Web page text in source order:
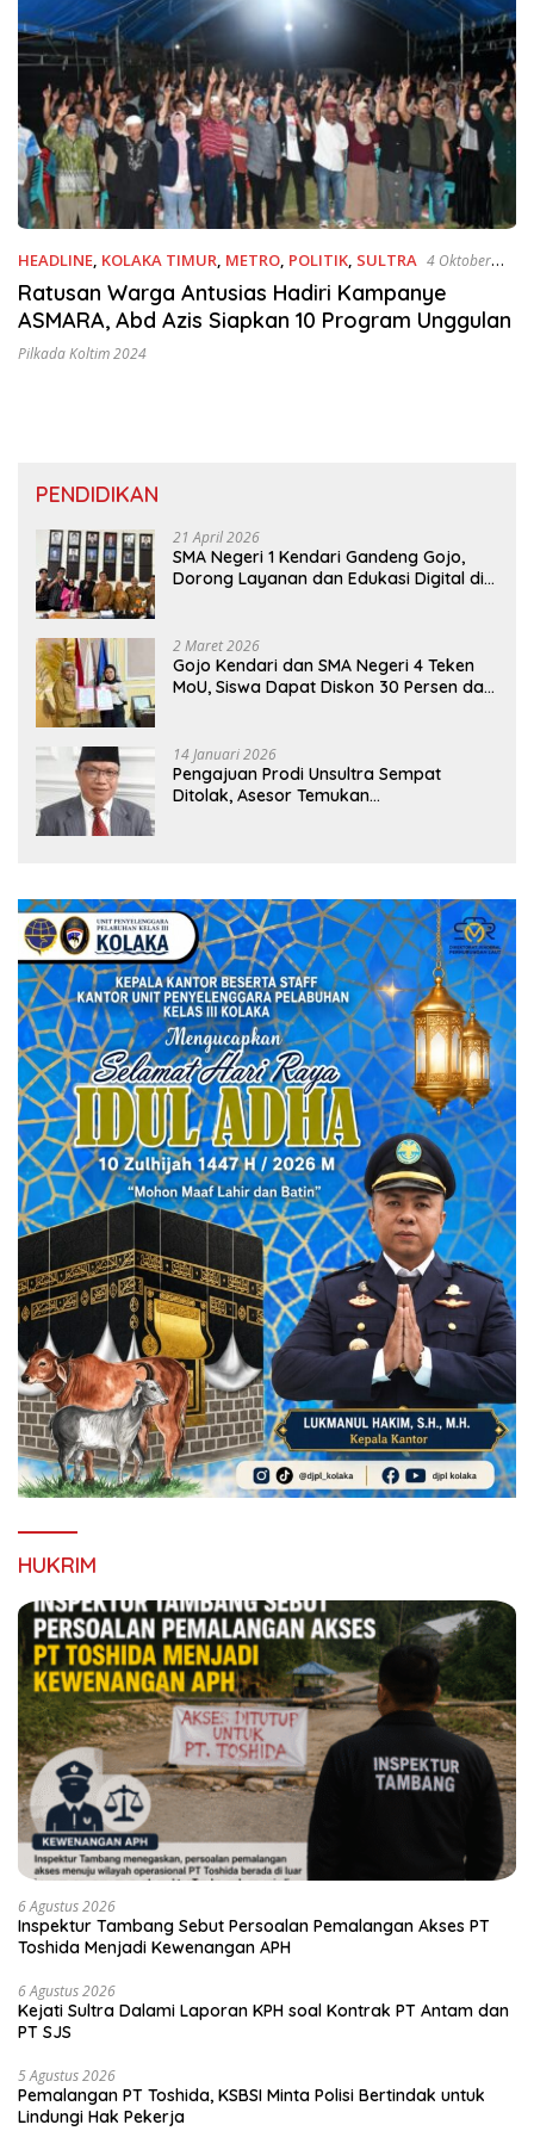
HEADLINE, KOLAKA TIMUR, METRO, POLITIK, SULTRA 4 Oktober
2024
Ratusan Warga Antusias Hadiri Kampanye
ASMARA, Abd Azis Siapkan 10 Program Unggulan
Pilkada Koltim 2024
PENDIDIKAN
21 April 2026
SMA Negeri 1 Kendari Gandeng Gojo,
Dorong Layanan dan Edukasi Digital di
2 Maret 2026
Gojo Kendari dan SMA Negeri 4 Teken
MoU, Siswa Dapat Diskon 30 Persen dan
14 Januari 2026
Pengajuan Prodi Unsultra Sempat
Ditolak, Asesor Temukan
HUKRIM
6 Agustus 2026
Inspektur Tambang Sebut Persoalan Pemalangan Akses PT
Toshida Menjadi Kewenangan APH
6 Agustus 2026
Kejati Sultra Dalami Laporan KPH soal Kontrak PT Antam dan
PT SJS
5 Agustus 2026
Pemalangan PT Toshida, KSBSI Minta Polisi Bertindak untuk
Lindungi Hak Pekerja